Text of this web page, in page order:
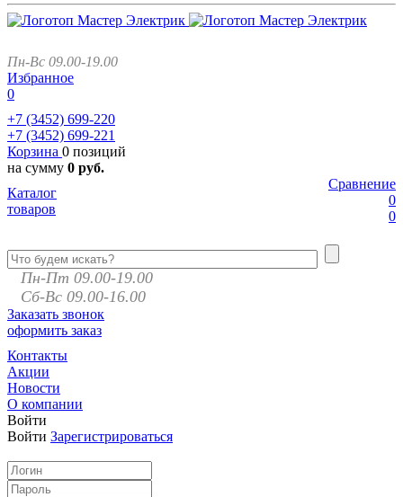
Пн-Вс 09.00-19.00
Избранное
0
+7 (3452) 699-220
+7 (3452) 699-221
Корзина 0 позиций
на сумму 0 руб.
Сравнение
0
0
Каталог
товаров
Пн-Пт 09.00-19.00
Сб-Вс 09.00-16.00
Заказать звонок
оформить заказ
Контакты
Акции
Новости
О компании
Войти
Войти Зарегистрироваться